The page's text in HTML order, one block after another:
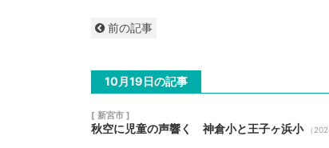
前の記事
10月19日の記事
[ 新宮市 ]
秋空に児童の声響く 神倉小と王子ヶ浜小 （